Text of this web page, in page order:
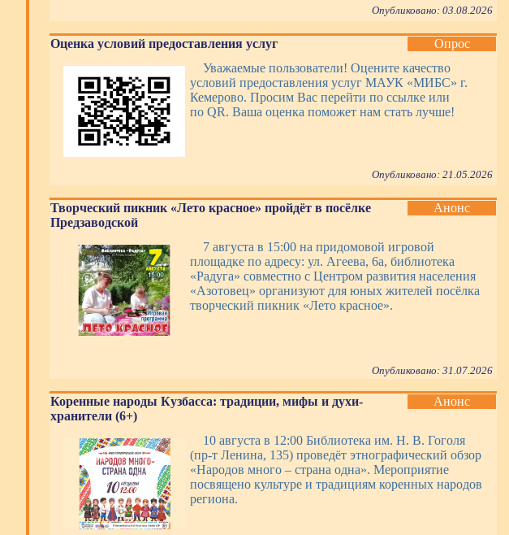
Опубликовано: 03.08.2026
Оценка условий предоставления услуг
Опрос
Уважаемые пользователи! Оцените качество
условий предоставления услуг МАУК «МИБС» г.
Кемерово. Просим Вас перейти по ссылке или
по QR. Ваша оценка поможет нам стать лучше!
Опубликовано: 21.05.2026
Творческий пикник «Лето красное» пройдёт в посёлке
Предзаводской
Анонс
7 августа в 15:00 на придомовой игровой
площадке по адресу: ул. Агеева, 6а, библиотека
«Радуга» совместно с Центром развития населения
«Азотовец» организуют для юных жителей посёлка
творческий пикник «Лето красное».
Опубликовано: 31.07.2026
Коренные народы Кузбасса: традиции, мифы и духи-
хранители (6+)
Анонс
10 августа в 12:00 Библиотека им. Н. В. Гоголя
(пр-т Ленина, 135) проведёт этнографический обзор
«Народов много – страна одна». Мероприятие
посвящено культуре и традициям коренных народов
региона.